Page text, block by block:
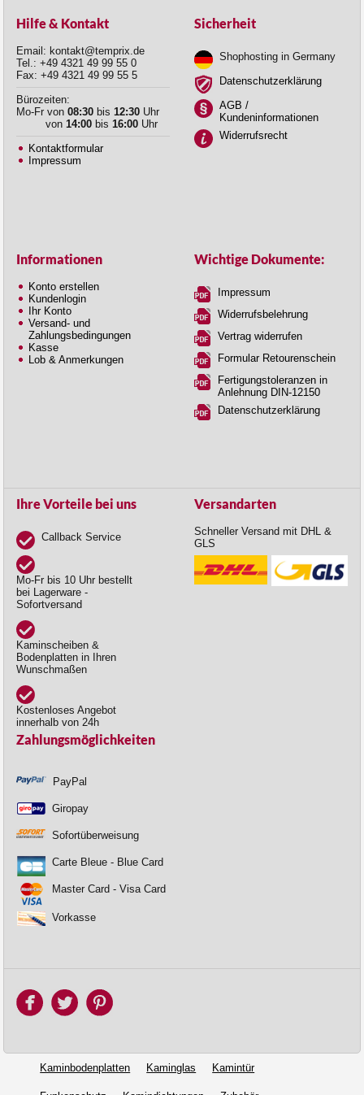
Hilfe & Kontakt
Email: kontakt@temprix.de
Tel.: +49 4321 49 99 55 0
Fax: +49 4321 49 99 55 5
Bürozeiten:
Mo-Fr von 08:30 bis 12:30 Uhr
von 14:00 bis 16:00 Uhr
Kontaktformular
Impressum
Sicherheit
Shophosting in Germany
Datenschutzerklärung
AGB /
Kundeninformationen
Widerrufsrecht
Informationen
Konto erstellen
Kundenlogin
Ihr Konto
Versand- und
Zahlungsbedingungen
Kasse
Lob & Anmerkungen
Wichtige Dokumente:
Impressum
Widerrufsbelehrung
Vertrag widerrufen
Formular Retourenschein
Fertigungstoleranzen in
Anlehnung DIN-12150
Datenschutzerklärung
Ihre Vorteile bei uns
Callback Service
Mo-Fr bis 10 Uhr bestellt
bei Lagerware -
Sofortversand
Kaminscheiben &
Bodenplatten in Ihren
Wunschmaßen
Kostenloses Angebot
innerhalb von 24h
Versandarten
Schneller Versand mit DHL &
GLS
Zahlungsmöglichkeiten
PayPal
Giropay
Sofortüberweisung
Carte Bleue - Blue Card
Master Card - Visa Card
Vorkasse
Kaminbodenplatten Kaminglas Kamintür